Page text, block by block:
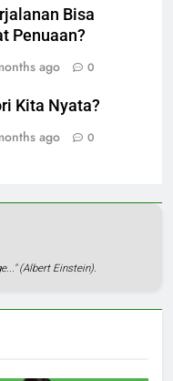
Bisa
Penuaan?
ago 0
Kita Nyata?
ago 0
(Albert Einstein).